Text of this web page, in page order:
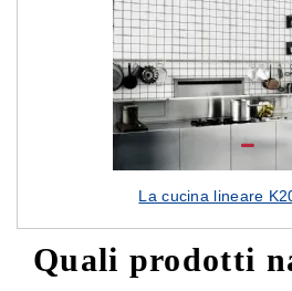
La cucina lineare
Quali prodotti